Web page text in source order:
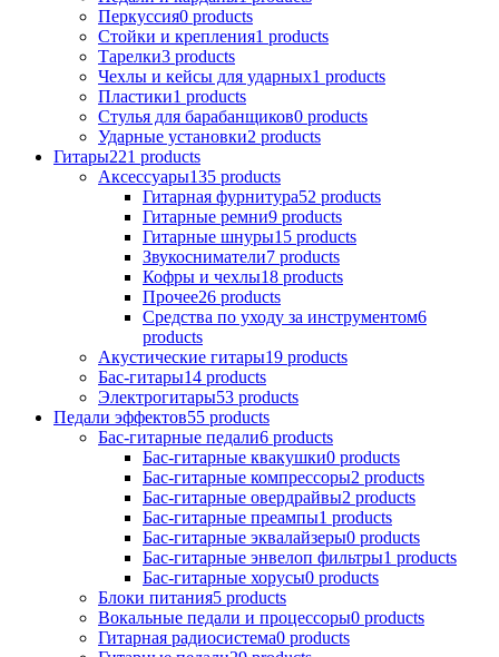
Перкуссия0 products
Стойки и крепления1 products
Тарелки3 products
Чехлы и кейсы для ударных1 products
Пластики1 products
Стулья для барабанщиков0 products
Ударные установки2 products
Гитары221 products
Аксессуары135 products
Гитарная фурнитура52 products
Гитарные ремни9 products
Гитарные шнуры15 products
Звукосниматели7 products
Кофры и чехлы18 products
Прочее26 products
Средства по уходу за инструментом6
products
Акустические гитары19 products
Бас-гитары14 products
Электрогитары53 products
Педали эффектов55 products
Бас-гитарные педали6 products
Бас-гитарные квакушки0 products
Бас-гитарные компрессоры2 products
Бас-гитарные овердрайвы2 products
Бас-гитарные преампы1 products
Бас-гитарные эквалайзеры0 products
Бас-гитарные энвелоп фильтры1 products
Бас-гитарные хорусы0 products
Блоки питания5 products
Вокальные педали и процессоры0 products
Гитарная радиосистема0 products